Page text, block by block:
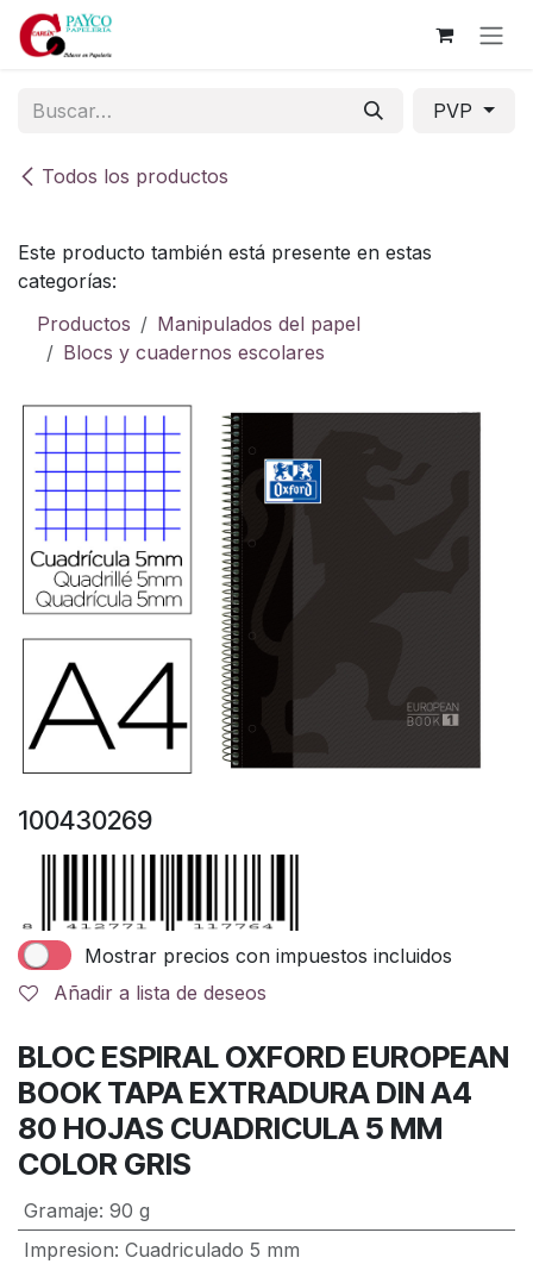
Ir al contenido
Todos los productos
PVP
Este producto también está presente en estas
categorías:
Productos
Manipulados del papel
Blocs y cuadernos escolares
100430269
Mostrar precios con impuestos incluidos
Añadir a lista de deseos
BLOC ESPIRAL OXFORD EUROPEAN
BOOK TAPA EXTRADURA DIN A4
80 HOJAS CUADRICULA 5 MM
COLOR GRIS
Gramaje: 90 g
Impresion: Cuadriculado 5 mm